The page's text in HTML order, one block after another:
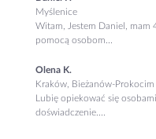
Myślenice
Witam, Jestem Daniel, mam
pomocą osobom...
Olena K.
Kraków, Bieżanów-Prokocim
Lubię opiekować się
doświadczenie....